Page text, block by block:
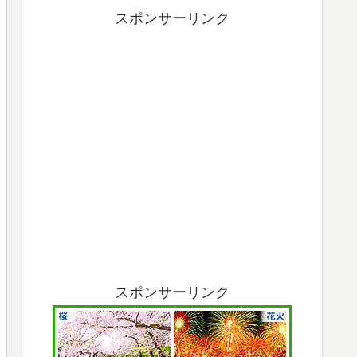
スポンサーリンク
スポンサーリンク